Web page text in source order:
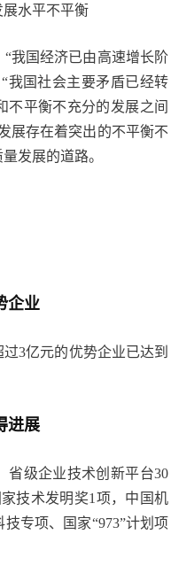
水平不平衡
我国经济已由高速增长阶
我国社会主要矛盾已经转
不平衡不充分的发展之间
展存在着突出的不平衡不
发展的道路。
企业
3亿元的优势企业已达到
进展
省级企业技术创新平台30
技术发明奖1项，中国机
专项、国家“973”计划项